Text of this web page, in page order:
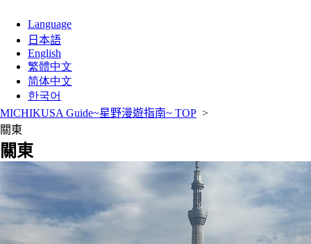
Language
日本語
English
繁體中文
简体中文
한국어
MICHIKUSA Guide~星野漫遊指南~ TOP >
關東
關東